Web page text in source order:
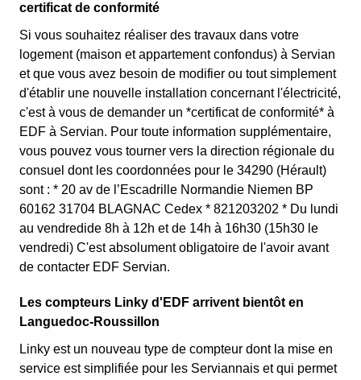
certificat de conformité
Si vous souhaitez réaliser des travaux dans votre
logement (maison et appartement confondus) à Servian
et que vous avez besoin de modifier ou tout simplement
d'établir une nouvelle installation concernant l'électricité,
c'est à vous de demander un *certificat de conformité* à
EDF à Servian. Pour toute information supplémentaire,
vous pouvez vous tourner vers la direction régionale du
consuel dont les coordonnées pour le 34290 (Hérault)
sont : * 20 av de l’Escadrille Normandie Niemen BP
60162 31704 BLAGNAC Cedex * 821203202 * Du lundi
au vendredide 8h à 12h et de 14h à 16h30 (15h30 le
vendredi) C'est absolument obligatoire de l'avoir avant
de contacter EDF Servian.
Les compteurs Linky d'EDF arrivent bientôt en
Languedoc-Roussillon
Linky est un nouveau type de compteur dont la mise en
service est simplifiée pour les Serviannais et qui permet